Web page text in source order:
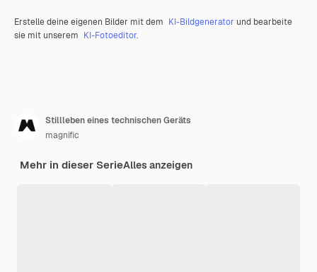
Erstelle deine eigenen Bilder mit dem KI-Bildgenerator und bearbeite
sie mit unserem KI-Fotoeditor.
Stillleben eines technischen Geräts
magnific
Mehr in dieser SerieAlles anzeigen